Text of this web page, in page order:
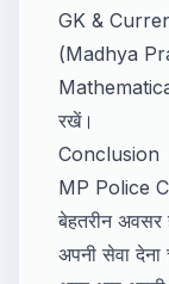
GK &
(Madhya
रखें।
Conclusion
MP Police
बेहतरीन
अपनी सेवा